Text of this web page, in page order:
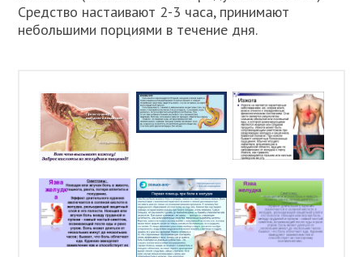
Средство настаивают 2-3 часа, принимают
небольшими порциями в течение дня.